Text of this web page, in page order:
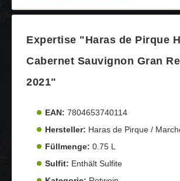
Expertise "Haras de Pirque
Cabernet Sauvignon Gran
2021"
EAN: 7804653740114
Hersteller: Haras de Pirque /
Füllmenge: 0.75 L
Sulfit: Enthält Sulfite